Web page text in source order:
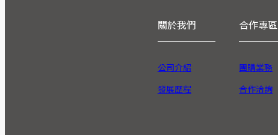
關於我們
公司介紹
發展歷程
合作專區
團購業務
合作洽詢